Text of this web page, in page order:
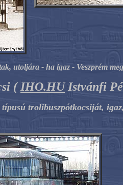
utoljára - ha igaz - Veszprém
( IHO.HUIstvánfi
trolibuszpótkocsiját,